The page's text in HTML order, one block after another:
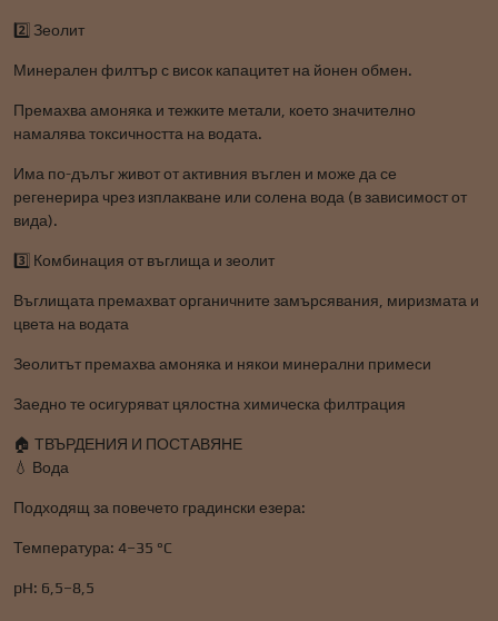
2️⃣ Зеолит
Минерален филтър с висок капацитет на йонен обмен.
Премахва амоняка и тежките метали, което значително
намалява токсичността на водата.
Има по-дълъг живот от активния въглен и може да се
регенерира чрез изплакване или солена вода (в зависимост от
вида).
3️⃣ Комбинация от въглища и зеолит
Въглищата премахват органичните замърсявания, миризмата и
цвета на водата
Зеолитът премахва амоняка и някои минерални примеси
Заедно те осигуряват цялостна химическа филтрация
🏠 ТВЪРДЕНИЯ И ПОСТАВЯНЕ
💧 Вода
Подходящ за повечето градински езера:
Температура: 4–35 °C
pH: 6,5–8,5